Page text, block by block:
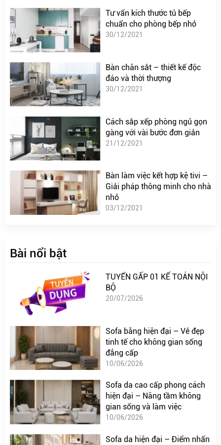
Tư vấn kích thước tủ bếp
chuẩn cho phòng bếp nhỏ
30/12/2021
Bàn chân sắt – thiết kế độc
đáo và thời thượng
30/12/2021
Cách sắp xếp phòng ngủ gọn
gàng với vài bước đơn giản
21/12/2021
Bàn làm việc kết hợp kệ tivi –
Giải pháp thông minh cho nhà
nhỏ
03/12/2021
Bài nổi bật
TUYỂN GẤP 01 KẾ TOÁN NỘI
BỘ
20/07/2026
Sofa băng hiện đại – Vẻ đẹp
tinh tế cho không gian sống
đẳng cấp
10/06/2026
Sofa da cao cấp phong cách
hiện đại – Nâng tầm không
gian sống và làm việc
10/06/2026
Sofa da hiện đại – Điểm nhấn